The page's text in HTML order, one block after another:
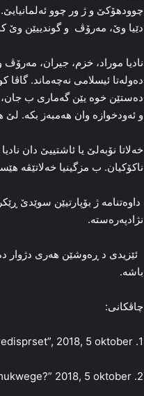
چوودهۆکێ و ژ ور چوو
دێیا وێ، مه‌رۆڤ و گوندییێن وێ
نادیا موراد، خزم، جیران، مه‌رۆڤ
ده‌وله‌تا ئیسلامی نه‌چه‌ماند.
ده‌ستێن خوه‌ یێن گه‌ماری ب جان،
و ئه‌ودخوازه‌ وان هه‌مبه‌ز بکه‌.
خه‌لاتا نۆبه‌لێ یا ئاشتییێ دان
ناکۆکیان. ب مزگینیا خه‌لاتێڤه‌
داوه‌تنامه‌ ژ بۆپارتیێن سوێدێ
نژادپه‌ره‌سته‌.
ئێزیدی د ڕه‌وشێن هه‌ری دژوار ده‌
باشه‌.
چاڤکانی:
1. Aftonbiladet ”den mukwege ocih nada murad får fredisprset”, 2018, 5 oktober
2. Expressen ” vem är nada murad ocih denis mukwege?” 2018, 5 oktober